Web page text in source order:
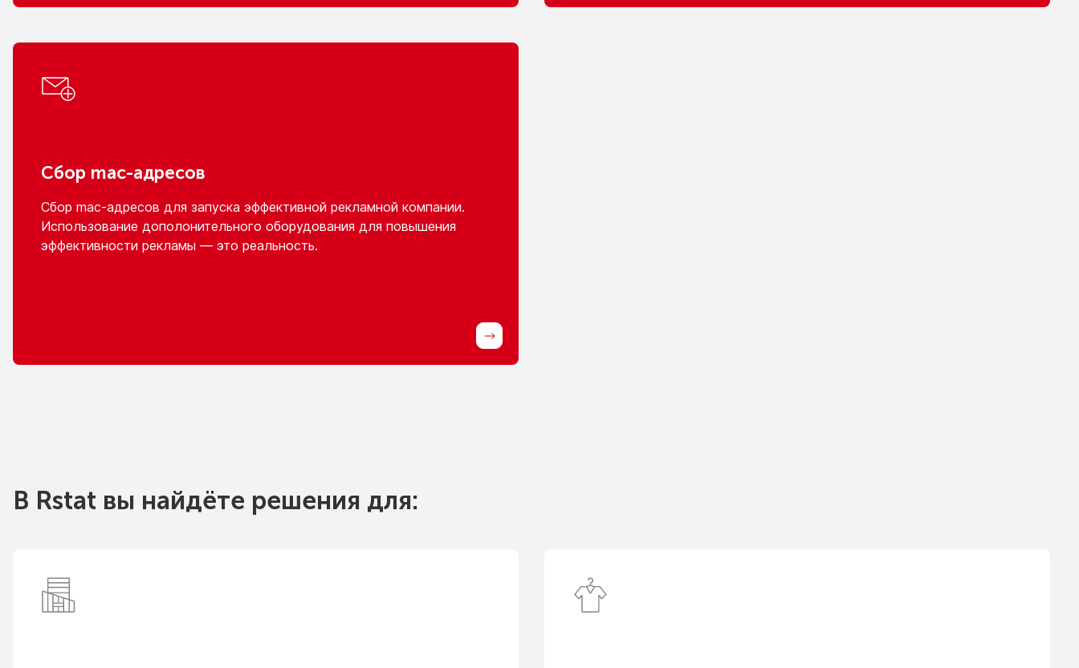
Сбор mac-адресов
Сбор mac-адресов для запуска эффективной рекламной компании.
Использование дополонительного оборудования для повышения
эффективности рекламы — это реальность.
В Rstat вы найдёте решения для: